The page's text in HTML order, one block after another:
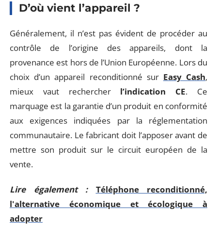
D’où vient l’appareil ?
Généralement, il n’est pas évident de procéder au
contrôle de l’origine des appareils, dont la
provenance est hors de l’Union Européenne. Lors du
choix d’un appareil reconditionné sur Easy Cash,
mieux vaut rechercher l’indication CE. Ce
marquage est la garantie d’un produit en conformité
aux exigences indiquées par la réglementation
communautaire. Le fabricant doit l’apposer avant de
mettre son produit sur le circuit européen de la
vente.
Lire également :
Téléphone reconditionné,
l'alternative économique et écologique à
adopter